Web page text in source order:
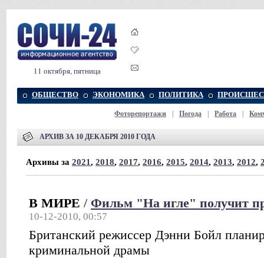
11 октября, пятница
ОБЩЕСТВО ЭКОНОМИКА ПОЛИТИКА
Фоторепортажи Погода Работа
АРХИВ ЗА 10 ДЕКАБРЯ 2010 ГОДА
Архивы за 2021, 2018, 2017, 2016, 2015, 2014, 2013, 2012,
В МИРЕ / Фильм "На игле" получит
10-12-2010, 00:57
Британский режиссер Дэнни Бойл
криминальной драмы